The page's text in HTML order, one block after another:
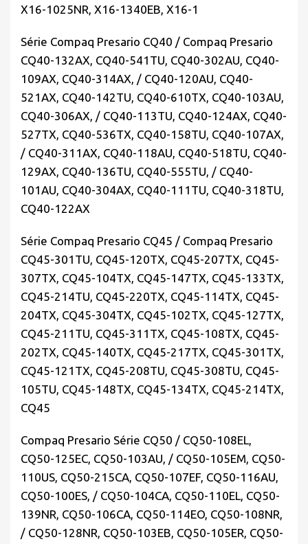
X16-1025NR, X16-1340EB, X16-1
Série Compaq Presario CQ40 / Compaq Presario
CQ40-132AX, CQ40-541TU, CQ40-302AU, CQ40-
109AX, CQ40-314AX, / CQ40-120AU, CQ40-
521AX, CQ40-142TU, CQ40-610TX, CQ40-103AU,
CQ40-306AX, / CQ40-113TU, CQ40-124AX, CQ40-
527TX, CQ40-536TX, CQ40-158TU, CQ40-107AX,
/ CQ40-311AX, CQ40-118AU, CQ40-518TU, CQ40-
129AX, CQ40-136TU, CQ40-555TU, / CQ40-
101AU, CQ40-304AX, CQ40-111TU, CQ40-318TU,
CQ40-122AX
Série Compaq Presario CQ45 / Compaq Presario
CQ45-301TU, CQ45-120TX, CQ45-207TX, CQ45-
307TX, CQ45-104TX, CQ45-147TX, CQ45-133TX,
CQ45-214TU, CQ45-220TX, CQ45-114TX, CQ45-
204TX, CQ45-304TX, CQ45-102TX, CQ45-127TX,
CQ45-211TU, CQ45-311TX, CQ45-108TX, CQ45-
202TX, CQ45-140TX, CQ45-217TX, CQ45-301TX,
CQ45-121TX, CQ45-208TU, CQ45-308TU, CQ45-
105TU, CQ45-148TX, CQ45-134TX, CQ45-214TX,
CQ45
Compaq Presario Série CQ50 / CQ50-108EL,
CQ50-125EC, CQ50-103AU, / CQ50-105EM, CQ50-
110US, CQ50-215CA, CQ50-107EF, CQ50-116AU,
CQ50-100ES, / CQ50-104CA, CQ50-110EL, CQ50-
139NR, CQ50-106CA, CQ50-114EO, CQ50-108NR,
/ CQ50-128NR, CQ50-103EB, CQ50-105ER, CQ50-